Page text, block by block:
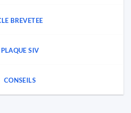
BREVETEE
PLAQUE SIV
CONSEILS